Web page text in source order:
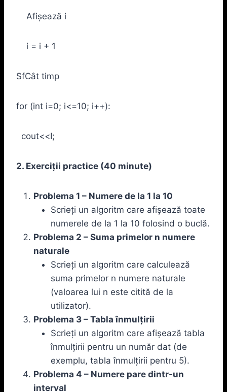
Afișează i
i = i + 1
SfCât timp
for (int i=0; i<=10; i++):
cout<<I;
2. Exerciții practice (40 minute)
Problema 1 – Numere de la 1 la 10
Scrieți un algoritm care afișează toate
numerele de la 1 la 10 folosind o buclă.
Problema 2 – Suma primelor n numere
naturale
Scrieți un algoritm care calculează
suma primelor n numere naturale
(valoarea lui n este citită de la
utilizator).
Problema 3 – Tabla înmulțirii
Scrieți un algoritm care afișează tabla
înmulțirii pentru un număr dat (de
exemplu, tabla înmulțirii pentru 5).
Problema 4 – Numere pare dintr-un
interval